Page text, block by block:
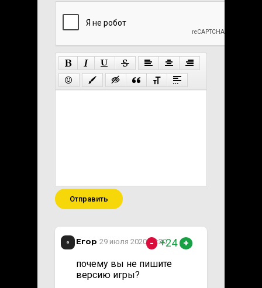
Отправить
Егор 29 июля 2020 17:30
почему вы не пишите
версию игры?
- +24 +